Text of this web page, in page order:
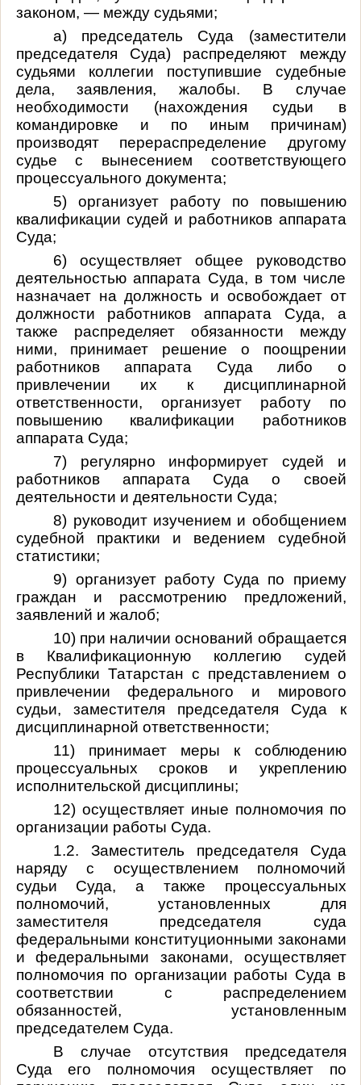
законом, — между судьями;
а) председатель Суда (заместители
председателя Суда) распределяют между
судьями коллегии поступившие судебные
дела, заявления, жалобы. В случае
необходимости (нахождения судьи в
командировке и по иным причинам)
производят перераспределение другому
судье с вынесением соответствующего
процессуального документа;
5) организует работу по повышению
квалификации судей и работников аппарата
Суда;
6) осуществляет общее руководство
деятельностью аппарата Суда, в том числе
назначает на должность и освобождает от
должности работников аппарата Суда, а
также распределяет обязанности между
ними, принимает решение о поощрении
работников аппарата Суда либо о
привлечении их к дисциплинарной
ответственности, организует работу по
повышению квалификации работников
аппарата Суда;
7) регулярно информирует судей и
работников аппарата Суда о своей
деятельности и деятельности Суда;
8) руководит изучением и обобщением
судебной практики и ведением судебной
статистики;
9) организует работу Суда по приему
граждан и рассмотрению предложений,
заявлений и жалоб;
10) при наличии оснований обращается
в Квалификационную коллегию судей
Республики Татарстан с представлением о
привлечении федерального и мирового
судьи, заместителя председателя Суда к
дисциплинарной ответственности;
11) принимает меры к соблюдению
процессуальных сроков и укреплению
исполнительской дисциплины;
12) осуществляет иные полномочия по
организации работы Суда.
1.2. Заместитель председателя Суда
наряду с осуществлением полномочий
судьи Суда, а также процессуальных
полномочий, установленных для
заместителя председателя суда
федеральными конституционными законами
и федеральными законами, осуществляет
полномочия по организации работы Суда в
соответствии с распределением
обязанностей, установленным
председателем Суда.
В случае отсутствия председателя
Суда его полномочия осуществляет по